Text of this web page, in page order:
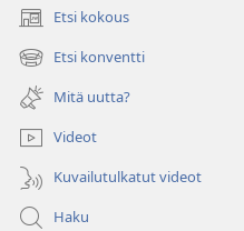
Etsi kokous
(avaa
uuden
ikkunan)
Etsi konventti
(avaa
uuden
ikkunan)
Mitä uutta?
Videot
Kuvailutulkatut videot
Haku